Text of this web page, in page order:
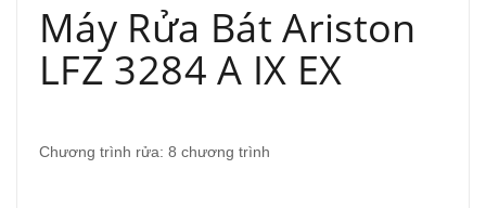
Máy Rửa Bát Ariston
LFZ 3284 A IX EX
Chương trình rửa: 8 chương trình